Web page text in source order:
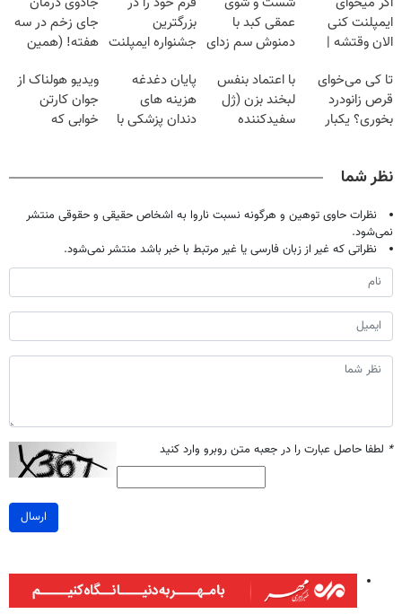
ایمپلنت کنی
الان وقتشه |
میلیون تومان!!!
عمقی کبد با
دمنوش سم زدای
بزرگترین
جشنواره ایمپلنت
فقط ۲۵ میلیون
جای زخم در سه
هفته! (همین
صحبت کنید)
تا کی می‌خوای
قرص زانودرد
بخوری؟ یکبار
با اعتماد بنفس
لبخند بزن (ژل
سفیدکننده
پایان دغدغه
هزینه های
دندان پزشکی با
ویدیو هولناک از
جوان کارتن
خوابی که
نظر شما
نظرات حاوی توهین و هرگونه نسبت ناروا به اشخاص حقیقی و حقوقی منتشر
نمی‌شود.
نظراتی که غیر از زبان فارسی یا غیر مرتبط با خبر باشد منتشر نمی‌شود.
* لطفا حاصل عبارت را در جعبه متن روبرو وارد کنید
ارسال